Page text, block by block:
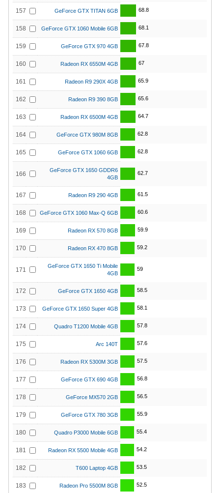
157 GeForce GTX TITAN 6GB 68.8
158 GeForce GTX 1060 Mobile 6GB 68.1
159 GeForce GTX 970 4GB 67.8
160 Radeon RX 6550M 4GB 67
161 Radeon R9 290X 4GB 65.9
162 Radeon R9 390 8GB 65.6
163 Radeon RX 6500M 4GB 64.7
164 GeForce GTX 980M 8GB 62.8
165 GeForce GTX 1060 6GB 62.8
166
GeForce GTX 1650 GDDR6
4GB
62.7
167 Radeon R9 290 4GB 61.5
168 GeForce GTX 1060 Max-Q 6GB 60.6
169 Radeon RX 570 8GB 59.9
170 Radeon RX 470 8GB 59.2
171
GeForce GTX 1650 Ti Mobile
4GB
59
172 GeForce GTX 1650 4GB 58.5
173 GeForce GTX 1650 Super 4GB 58.1
174 Quadro T1200 Mobile 4GB 57.8
175 Arc 140T 57.6
176 Radeon RX 5300M 3GB 57.5
177 GeForce GTX 690 4GB 56.8
178 GeForce MX570 2GB 56.5
179 GeForce GTX 780 3GB 55.9
180 Quadro P3000 Mobile 6GB 55.4
181 Radeon RX 5500 Mobile 4GB 54.2
182 T600 Laptop 4GB 53.5
183 Radeon Pro 5500M 8GB 52.5